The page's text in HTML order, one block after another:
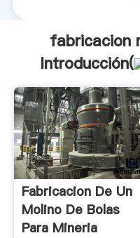
fabricacion
Introducción(
Fabricacion De Un
Molino De Bolas
Para Mineria